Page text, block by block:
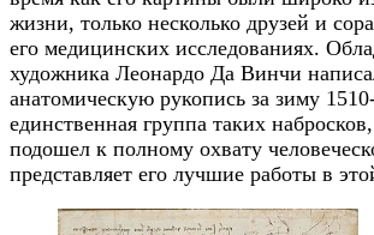
жизни, только несколько друзей и
его медицинских исследованиях.
художника Леонардо Да Винчи
анатомическую рукопись за зиму
единственная группа таких
подошел к полному охвату
представляет его лучшие работы в